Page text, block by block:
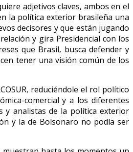
adjetivos claves, ambos en el
la política exterior brasileña una
decisores y que están jugando
y gira Presidencial con los
que Brasil, busca defender y
tener una visión común de los
reduciéndole el rol político
comercial y a los diferentes
y analistas de la política exterior
y la de Bolsonaro no podía ser